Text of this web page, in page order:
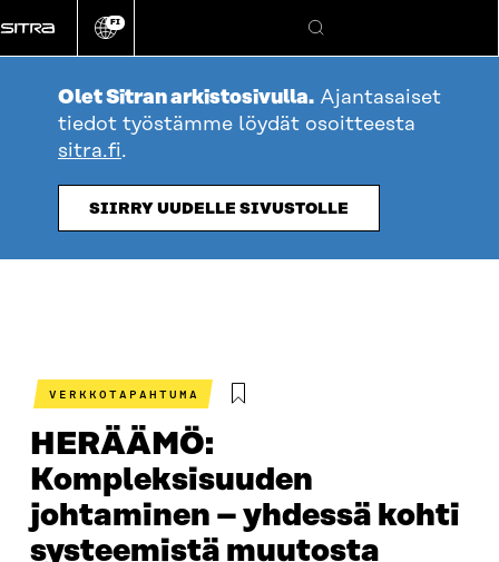
suoraan
sisältöön
Vaihda
kieli
FI
Hae
Olet Sitran arkistosivulla. Ajantasaiset
tiedot työstämme löydät osoitteesta
sitra.fi.
SIIRRY UUDELLE SIVUSTOLLE
VERKKOTAPAHTUMA
HERÄÄMÖ:
Kompleksisuuden
johtaminen – yhdessä kohti
systeemistä muutosta